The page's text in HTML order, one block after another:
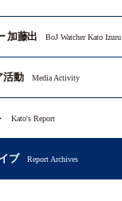
加藤出 BoJ Watcher Kato Izuru
活動 Media Activity
Kato's Report
ブ Report Archives